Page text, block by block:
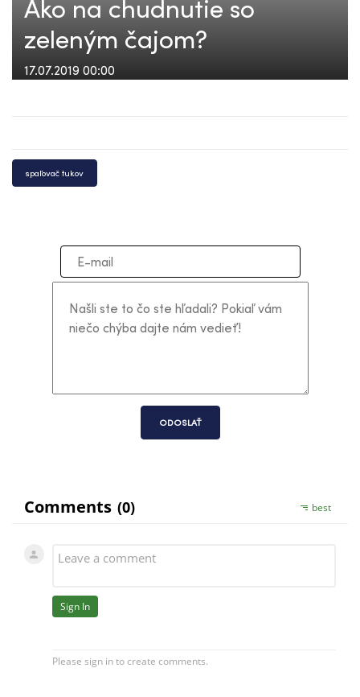
Ako na chudnutie so
zeleným čajom?
17.07.2019 00:00
spaľovač tukov
ODOSLAŤ